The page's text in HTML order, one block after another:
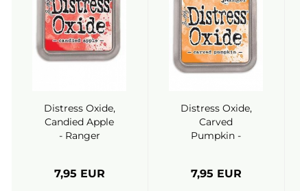
Distress Oxide,
Candied Apple
- Ranger
7,95 EUR
Distress Oxide,
Carved
Pumpkin -
7,95 EUR